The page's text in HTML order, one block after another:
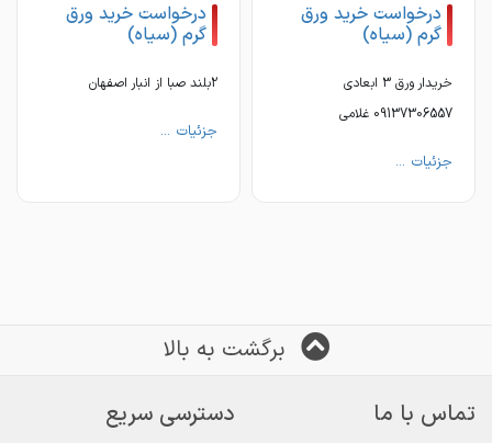
درخواست خرید ورق
گرم (سیاه)
خریدار ورق 3 ابعادی
09137306557 غلامی
جزئیات ...
درخواست خرید ورق
گرم (سیاه)
2بلند صبا از انبار اصفهان
جزئیات ...
برگشت به بالا
تماس با ما
دسترسی سریع